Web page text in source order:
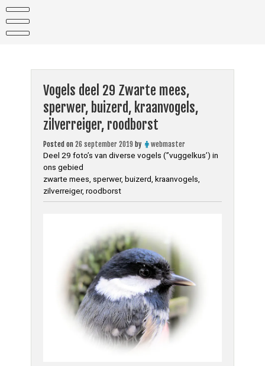
content
Vogels deel 29 Zwarte mees,
sperwer, buizerd, kraanvogels,
zilverreiger, roodborst
Posted on 26 september 2019 by
webmaster
Deel 29 foto’s van diverse vogels (”vuggelkus’) in
ons gebied
zwarte mees, sperwer, buizerd, kraanvogels,
zilverreiger, roodborst